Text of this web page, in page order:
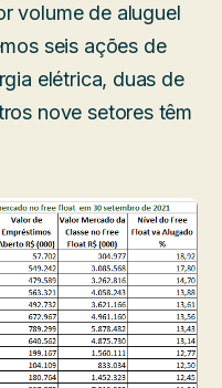
volume de aluguel
seis ações de
elétrica, duas de
nove setores têm